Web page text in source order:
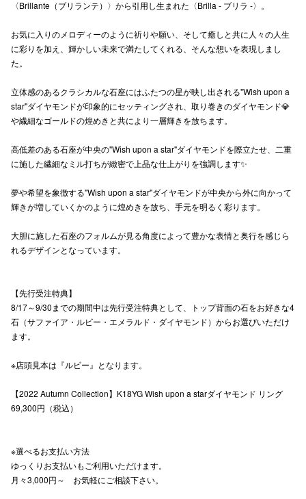
〈Brillante（ブリランテ）〉から引用し生まれた〈Brilla - ブリラ -〉。
お気に入りのメロディーのように祈りや願い、そして癒しと共に人々の人生
に彩りを加え、輝かしい未来で満たしてくれる、そんな想いを表現しまし
た。
立体感のあるクラシカルな石座にはふたつの星が映し出される"Wish upon a
star"ダイヤモンドが印象的にセッティングされ、取り巻きのダイヤモンド💎
や繊細なゴールドの煌めきと共により一層輝きを放ちます。
高低差のある石座が中央の"Wish upon a star"ダイヤモンドを際立たせ、二重
に施した繊細なミル打ちが緻密で上品な仕上がりを強調します✨
夢や希望を象徴する"Wish upon a star"ダイヤモンドが中央から外に向かって
輝きが増していくかのように煌めきを放ち、手元を明るく彩ります。
大胆に施した石座のフォルムが見る角度によって豊かな表情と奥行を感じら
れるデザインとなっています。
【先行受注特典】
8/17～9/30までの期間中は先行受注特典として、トップ背面の石をお好きな4
石（サファイア・ルビー・エメラルド・ダイヤモンド）からお選びいただけ
ます。
※店頭見本は『ルビー』となります。
【2022 Autumn Collection】K18YG Wish upon a starダイヤモンド リング
69,300円（税込）
※選べるお支払い方法
ゆっくりお支払いもご利用いただけます。
月々3,000円～ お気軽にご相談下さい。
仙台フォ